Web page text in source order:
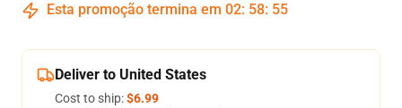
Esta promoção termina em 02: 58: 54
Deliver to United States
Cost to ship:$6.99